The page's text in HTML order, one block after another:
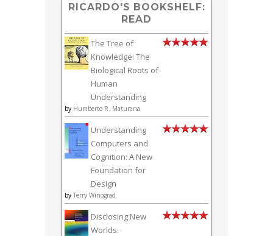
RICARDO'S BOOKSHELF:
READ
The Tree of
Knowledge: The
Biological Roots of
Human
Understanding
by Humberto R. Maturana
Understanding
Computers and
Cognition: A New
Foundation for
Design
by Terry Winograd
Disclosing New
Worlds: